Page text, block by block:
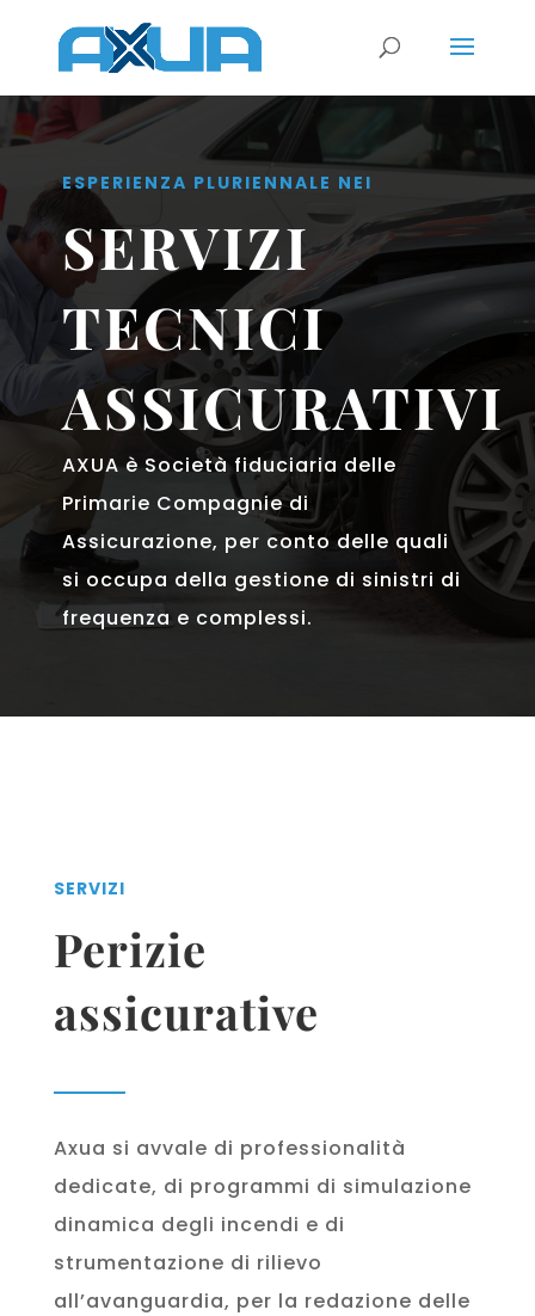
ESPERIENZA PLURIENNALE NEI
SERVIZI
TECNICI
ASSICURATIVI
AXUA è Società fiduciaria delle
Primarie Compagnie di
Assicurazione, per conto delle quali
si occupa della gestione di sinistri di
frequenza e complessi.
SERVIZI
Perizie
assicurative
Axua si avvale di professionalità
dedicate, di programmi di simulazione
dinamica degli incendi e di
strumentazione di rilievo
all’avanguardia, per la redazione delle